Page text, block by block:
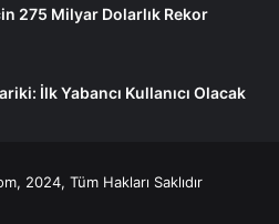
275 Milyar Dolarlık Rekor
İlk Yabancı Kullanıcı Olacak
2024, Tüm Hakları Saklıdır